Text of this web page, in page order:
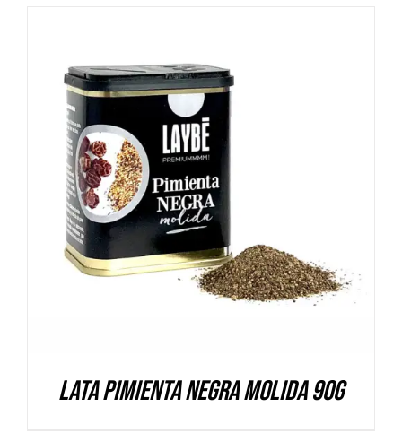
DETALLES
Lata Pimienta negra molida 90g